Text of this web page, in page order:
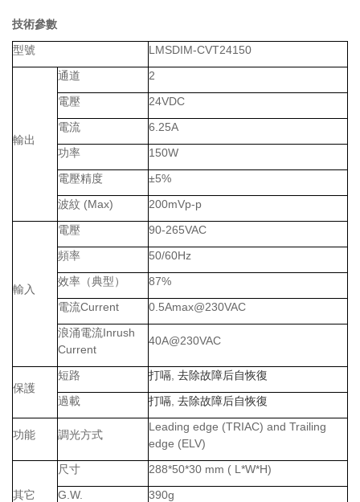
技術參數
型號
LMSDIM-CVT24150
輸出
通道
2
電壓
24VDC
電流
6.25A
功率
150W
電壓精度
±5%
波紋 (Max) 200mVp-p
輸入
電壓
90-265VAC
頻率
50/60Hz
效率（典型）
87%
電流Current
0.5Amax@230VAC
浪涌電流Inrush
Current
40A@230VAC
保護
短路 打嗝 去除故障后自恢復
過載
打嗝 去除故障后自恢復
功能 調光方式
Leading edge (TRIAC) and Trailing
edge (ELV)
其它
尺寸
288*50*30 mm ( L*W*H)
G.W.
390g